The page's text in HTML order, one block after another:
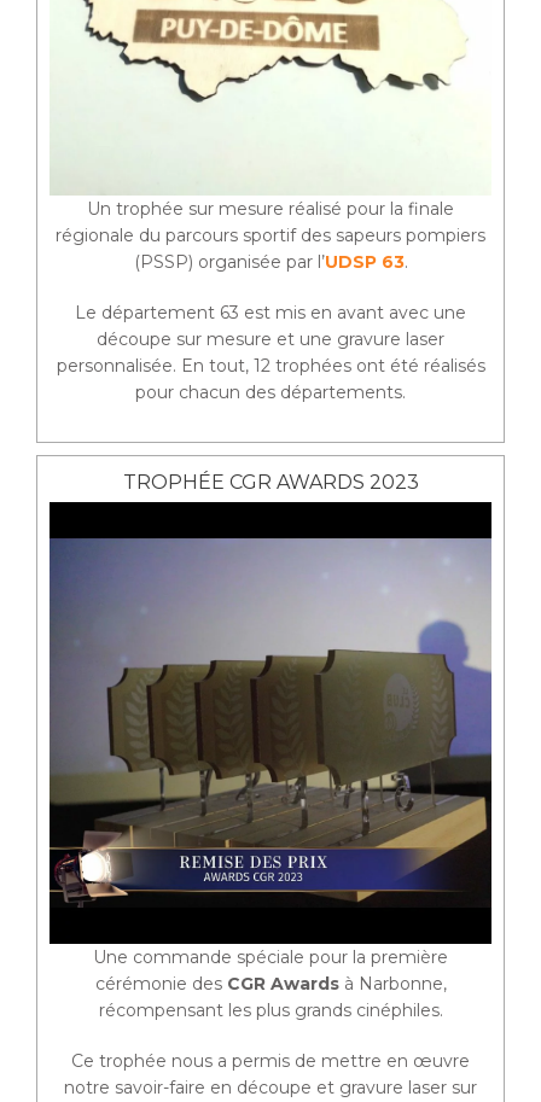
Un trophée sur mesure réalisé pour la finale
régionale du parcours sportif des sapeurs pompiers
(PSSP) organisée par l’UDSP 63.
Le département 63 est mis en avant avec une
découpe sur mesure et une gravure laser
personnalisée. En tout, 12 trophées ont été réalisés
pour chacun des départements.
TROPHÉE CGR AWARDS 2023
Une commande spéciale pour la première
cérémonie des CGR Awardsà Narbonne,
récompensant les plus grands cinéphiles.
Ce trophée nous a permis de mettre en œuvre
notre savoir-faire en découpe et gravure laser sur